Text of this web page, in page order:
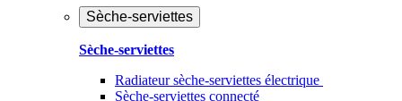
Sèche-serviettes
Sèche-serviettes
Radiateur sèche-serviettes électrique
Sèche-serviettes connecté